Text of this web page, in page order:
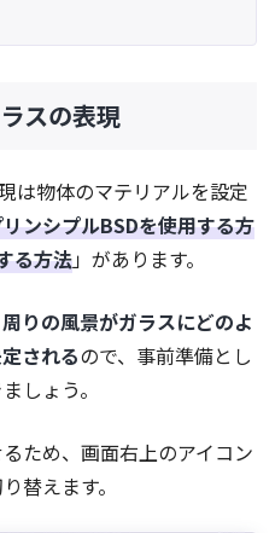
スの表現
は物体のマテリアルを設定
ンシプルBSDを使用する方
る方法」があります。
周りの風景がガラスにどのよ
されるので、事前準備とし
しょう。
ため、画面右上のアイコン
替えます。